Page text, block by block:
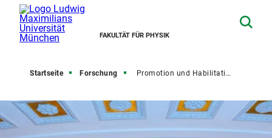
FAKULTÄT FÜR PHYSIK
Startseite Forschung Promotion und Habilitation